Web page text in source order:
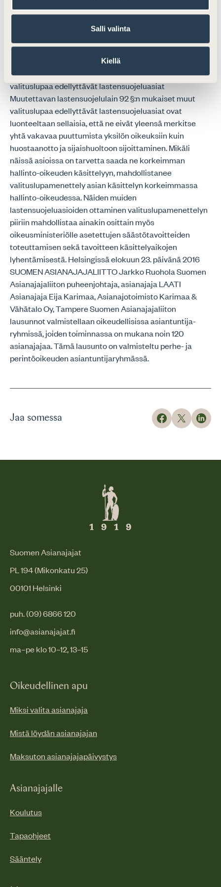
Salli valinta
Kiellä
niidenkään osalta ei ole täysin perusteltua rajoittaa
muutoksenhakuoikeutta. Toisaalta näissä tapauksissa
hallinto-oikeudessa tai korkeimmassa hallinto-
oikeudessa. Näin ollen yhtä suurta tarvetta sallia näistä
päätöksistä valittamista rajoittamattomasti ei ole. Muut
valituslupaa edellyttävät lastensuojeluasiat
Muutettavan lastensuojelulain 92 §:n mukaiset muut
valituslupaa edellyttävät lastensuojeluasiat ovat
luonteeltaan sellaisia, että ne eivät yleensä merkitse
yhtä vakavaa puuttumista yksilön oikeuksiin kuin
huostaanotto ja sijaishuoltoon sijoittaminen. Mikäli
näissä asioissa on tarvetta saada ne korkeimman
hallinto-oikeuden käsittelyyn, mahdollistanee
valituslupamenettely asian käsittelyn korkeimmassa
hallinto-oikeudessa. Näiden muiden
lastensuojeluasioiden ottaminen valituslupamenettelyn
piiriin mahdollistaa ainakin osittain myös
oikeusministeriölle asetettujen säästötavoitteiden
toteuttamisen sekä tavoitteen käsittelyaikojen
lyhentämisestä. Helsingissä elokuun 23. päivänä 2016
SUOMEN ASIANAJAJALIITTO Jarkko Ruohola Suomen
Asianajajaliiton puheenjohtaja, asianajaja LAATI
Asianajaja Eija Karimaa, Asianajotoimisto Karimaa &
Vähätalo Oy, Tampere Suomen Asianajajaliiton
lausunnot valmistellaan oikeudellisissa asiantuntija-
ryhmissä, joiden toiminnassa on mukana noin 120
asianajajaa. Tämä lausunto on valmisteltu perhe- ja
perintöoikeuden asiantuntijaryhmässä.
Jaa somessa
Suomen Asianajajat
PL 194 (Mikonkatu 25)
00101 Helsinki
puh. (09) 6866 120
info@asianajajat.fi
ma–pe klo 10–12, 13–15
Oikeudellinen apu
Miksi valita asianajaja
Mistä löydän asianajajan
Maksuton asianajajapäivystys
Asianajajalle
Koulutus
Tapaohjeet
Sääntely